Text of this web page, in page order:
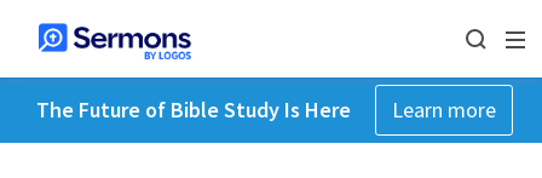
The Future of Bible Study Is Here Learn more